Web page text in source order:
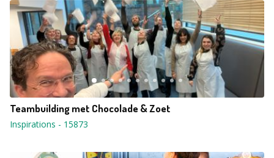
Teambuilding met Chocolade & Zoet
Inspirations - 15873